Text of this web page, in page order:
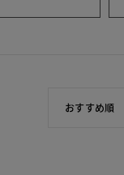
おすすめ順